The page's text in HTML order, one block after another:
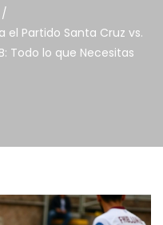
el Partido Santa Cruz vs.
Todo lo que Necesitas